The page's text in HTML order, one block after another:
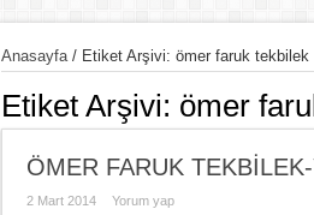
Anasayfa/ Etiket Arşivi: ömer faruk tekbilek
Etiket Arşivi: ömer
ÖMER FARUK
2 Mart 2014 Yorum yap